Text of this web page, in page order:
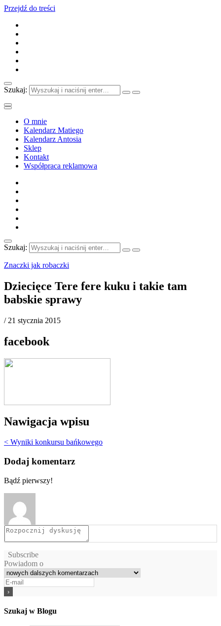
Przejdź do treści
Szukaj:
O mnie
Kalendarz Matiego
Kalendarz Antosia
Sklep
Kontakt
Współpraca reklamowa
Szukaj:
Znaczki jak robaczki
Dziecięce Tere fere kuku i takie tam
babskie sprawy
/ 21 stycznia 2015
facebook
Nawigacja wpisu
< Wyniki konkursu bańkowego
Dodaj komentarz
Bądź pierwszy!
Subscribe
Powiadom o
Szukaj w Blogu